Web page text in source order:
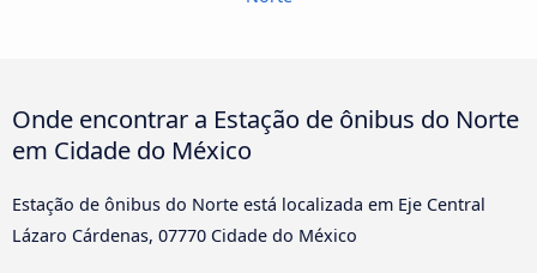
Onde encontrar a Estação de ônibus do Norte
em Cidade do México
Estação de ônibus do Norte está localizada em Eje Central
Lázaro Cárdenas, 07770 Cidade do México